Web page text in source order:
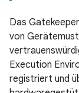
Das
von
Execution
registriert und